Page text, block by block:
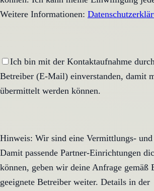
Weitere Informationen:
Ich bin mit der Kontaktaufnahme
Betreiber (E-Mail) einverstanden, damit
übermittelt werden können.
Hinweis: Wir sind eine Vermittlungs-
Damit passende Partner-Einrichtungen
können, geben wir deine Anfrage
geeignete Betreiber weiter. Details in der